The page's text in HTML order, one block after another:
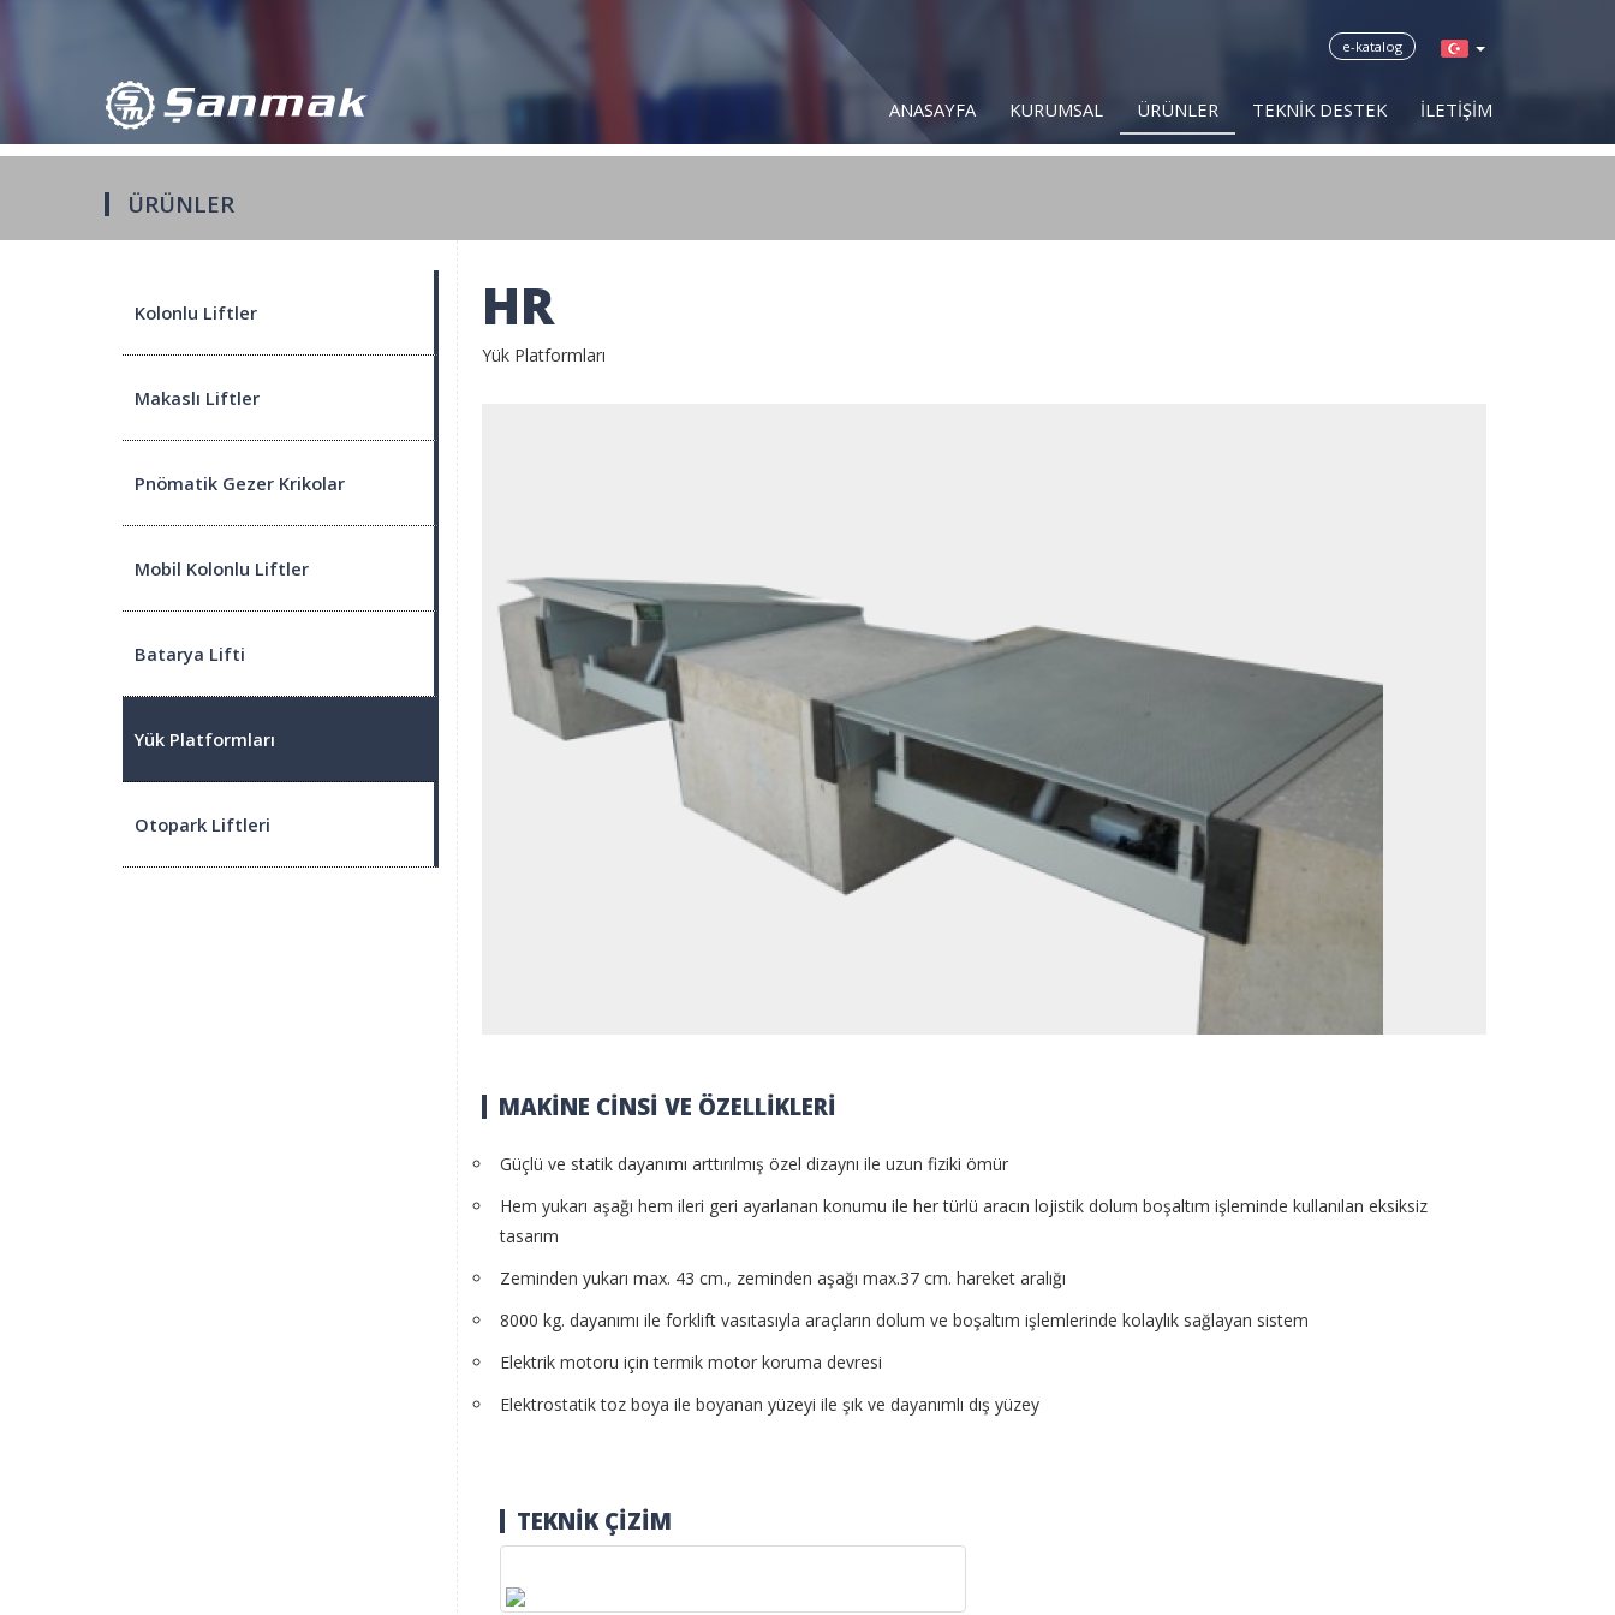
e-katalog
ANASAYFA KURUMSAL ÜRÜNLER TEKNİK DESTEK İLETİŞİM
ÜRÜNLER
Kolonlu Liftler
Makaslı Liftler
Pnömatik Gezer Krikolar
Mobil Kolonlu Liftler
Batarya Lifti
Yük Platformları
Otopark Liftleri
HR
Yük Platformları
MAKİNE CİNSİ VE ÖZELLİKLERİ
Güçlü ve statik dayanımı arttırılmış özel dizaynı ile uzun fiziki ömür
Hem yukarı aşağı hem ileri geri ayarlanan konumu ile her türlü aracın lojistik dolum boşaltım işleminde kullanılan eksiksiz
tasarım
Zeminden yukarı max. 43 cm., zeminden aşağı max.37 cm. hareket aralığı
8000 kg. dayanımı ile forklift vasıtasıyla araçların dolum ve boşaltım işlemlerinde kolaylık sağlayan sistem
Elektrik motoru için termik motor koruma devresi
Elektrostatik toz boya ile boyanan yüzeyi ile şık ve dayanımlı dış yüzey
TEKNİK ÇİZİM